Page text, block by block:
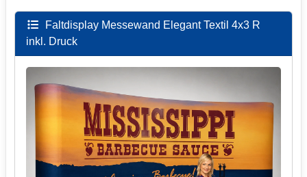
Faltdisplay Messewand Elegant Textil 4x3 R
inkl. Druck